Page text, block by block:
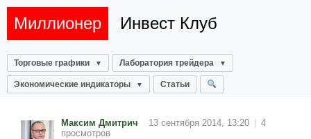
Миллионер Инвест Клуб
Торговые графики Лаборатория трейдера
Экономические индикаторы Статьи
Максим Дмитрич 13 сентября 2014, 13:20
4
просмотров